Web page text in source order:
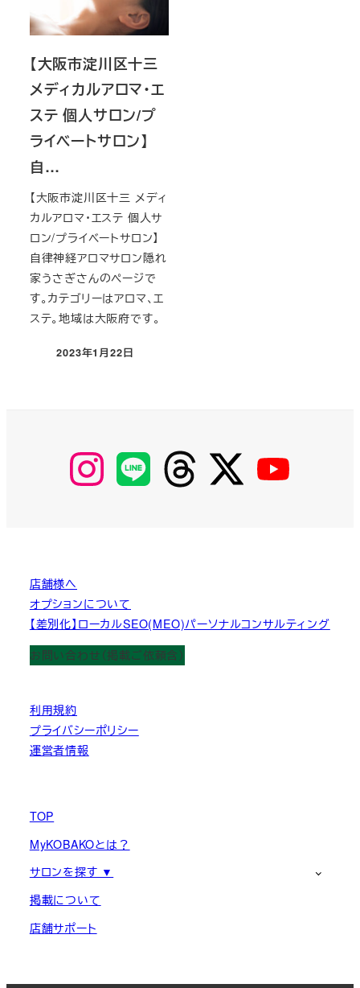
【大阪市淀川区十三
メディカルアロマ・エ
ステ 個人サロン/プ
ライベートサロン】
自…
【大阪市淀川区十三 メディ
カルアロマ・エステ 個人サ
ロン/プライベートサロン】
自律神経アロマサロン隠れ
家うさぎさんのページで
す。カテゴリーはアロマ、エ
ステ。地域は大阪府です。
投稿日
2023年1月22日
【Instagram】
MyKOBAKO
【LINE】 【threads】 【Twitter】
店舗様へ
オプションについて
【差別化】ローカルSEO(MEO)パーソナルコンサルティング
お問い合わせ（掲載ご依頼含）
利用規約
プライバシーポリシー
運営者情報
TOP
MyKOBAKOとは？
サロンを探す ▼
掲載について
店舗サポート